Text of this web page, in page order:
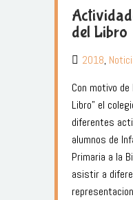
del Libro
2018,
Con motivo de
Libro” el
diferentes
alumnos de
Primaria a la
asistir a